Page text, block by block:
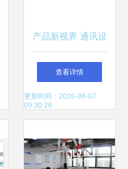
产品新视界 通讯设
备第24页的部署优
势与应用前景
查看详情
更新时间：2026-08-07
09:30:26